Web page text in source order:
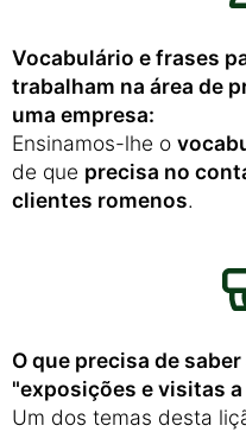
Vocabulário e frases
trabalham na área de
uma empresa:
Ensinamos-lhe o
de que precisa no
clientes romenos.
O que precisa de
"exposições e visitas
Um dos temas desta